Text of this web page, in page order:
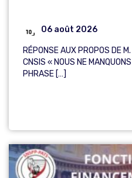
06 août 2026
RÉPONSE AUX PROPOS DE
CNSIS « NOUS NE
PHRASE […]